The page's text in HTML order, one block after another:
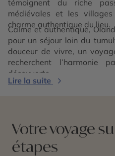
témoignent du riche
médiévales et les
charme authentique du lieu.
Calme et authentique,
pour un séjour loin du
douceur de vivre, un
recherchent l’harmonie
découverte.
Lire la suite
Votre voyage
étapes